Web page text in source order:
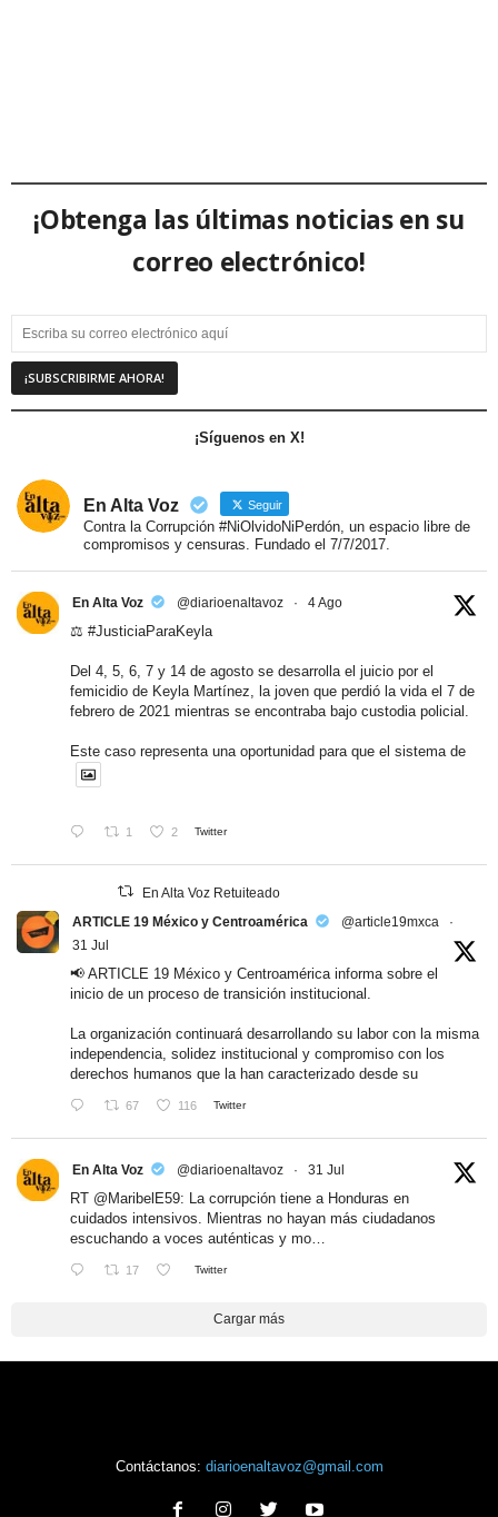
¡Obtenga las últimas noticias en su
correo electrónico!
¡Síguenos en X!
En Alta Voz Seguir
Contra la Corrupción #NiOlvidoNiPerdón, un espacio libre de
compromisos y censuras. Fundado el 7/7/2017.
En Alta Voz @diarioenaltavoz · 4 Ago
⚖️ #JusticiaParaKeyla
Del 4, 5, 6, 7 y 14 de agosto se desarrolla el juicio por el
femicidio de Keyla Martínez, la joven que perdió la vida el 7 de
febrero de 2021 mientras se encontraba bajo custodia policial.
Este caso representa una oportunidad para que el sistema de
1 2 Twitter
En Alta Voz Retuiteado
ARTICLE 19 México y Centroamérica
@article19mxca
·
31 Jul
📢 ARTICLE 19 México y Centroamérica informa sobre el
inicio de un proceso de transición institucional.
La organización continuará desarrollando su labor con la misma
independencia, solidez institucional y compromiso con los
derechos humanos que la han caracterizado desde su
67 116 Twitter
En Alta Voz @diarioenaltavoz · 31 Jul
RT @MaribelE59: La corrupción tiene a Honduras en
cuidados intensivos. Mientras no hayan más ciudadanos
escuchando a voces auténticas y mo…
17 Twitter
Cargar más
Contáctanos: diarioenaltavoz@gmail.com